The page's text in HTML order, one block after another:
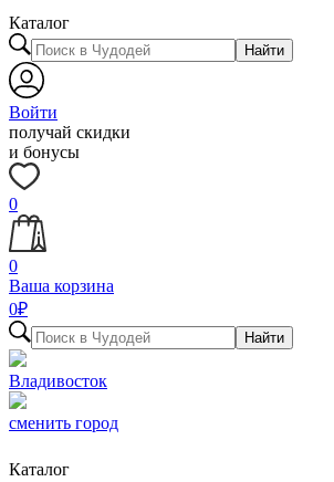
Каталог
Найти
Войти
получай скидки
и бонусы
0
0
Ваша корзина
0₽
Найти
Владивосток
сменить город
Каталог